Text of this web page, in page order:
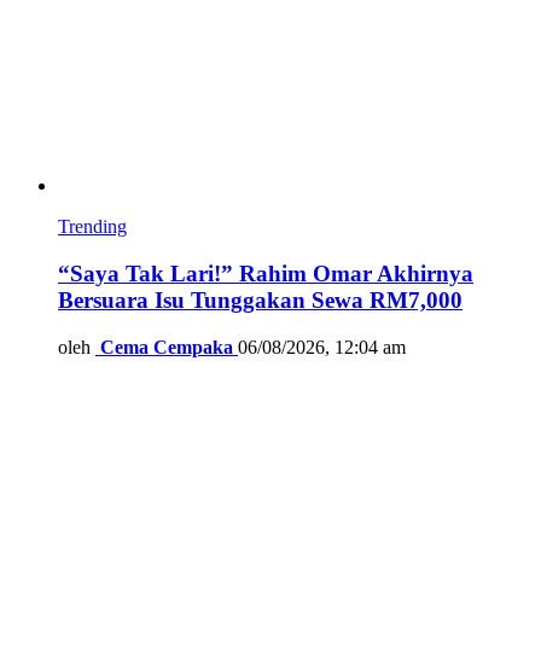
Trending
“Saya Tak Lari!” Rahim Omar Akhirnya
Bersuara Isu Tunggakan Sewa RM7,000
oleh Cema Cempaka 06/08/2026, 12:04 am